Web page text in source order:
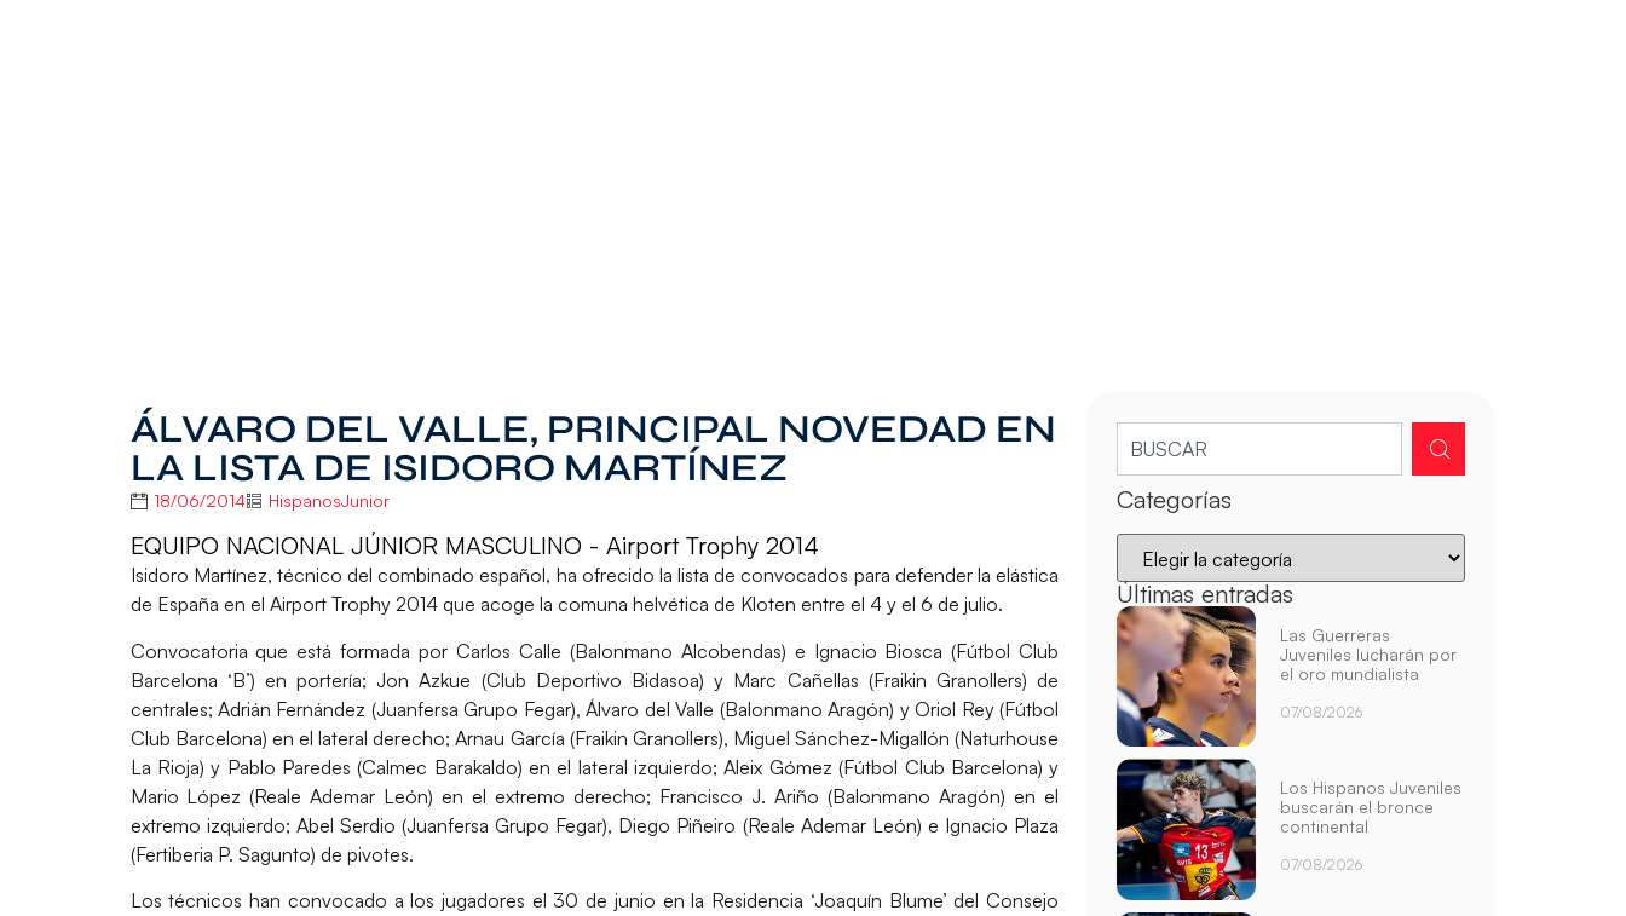
ÁLVARO DEL VALLE, PRINCIPAL NOVEDAD EN
LA LISTA DE ISIDORO MARTÍNEZ
18/06/2014 HispanosJunior
EQUIPO NACIONAL JÚNIOR MASCULINO - Airport Trophy 2014
Isidoro Martínez, técnico del combinado español, ha ofrecido la lista de convocados para defender la elástica
de España en el Airport Trophy 2014que acoge la comuna helvética de Kloten entre el 4 y el 6 de julio.
Convocatoria que está formada porCarlos Calle (Balonmano Alcobendas) e Ignacio Biosca (Fútbol Club
Barcelona ‘B’) en portería;Jon Azkue (Club Deportivo Bidasoa) y Marc Cañellas (Fraikin Granollers) de
centrales; Adrián Fernández (Juanfersa Grupo Fegar),Álvaro del Valle (Balonmano Aragón) yOriol Rey(Fútbol
Club Barcelona) en el lateral derecho;Arnau García (Fraikin Granollers), Miguel Sánchez-Migallón (Naturhouse
La Rioja) y Pablo Paredes (Calmec Barakaldo) en el lateral izquierdo;Aleix Gómez (Fútbol Club Barcelona) y
Mario López (Reale Ademar León) en el extremo derecho; Francisco J. Ariño (Balonmano Aragón) en el
extremo izquierdo; Abel Serdio (Juanfersa Grupo Fegar), Diego Piñeiro (Reale Ademar León) e Ignacio Plaza
(Fertiberia P. Sagunto) de pivotes.
Los técnicos han convocado a los jugadores el 30 de junio en la Residencia ‘Joaquín Blume’ del Consejo
Categorías
Últimas entradas
Las Guerreras
Juveniles lucharán por
el oro mundialista
07/08/2026
Los Hispanos Juveniles
buscarán el bronce
continental
07/08/2026